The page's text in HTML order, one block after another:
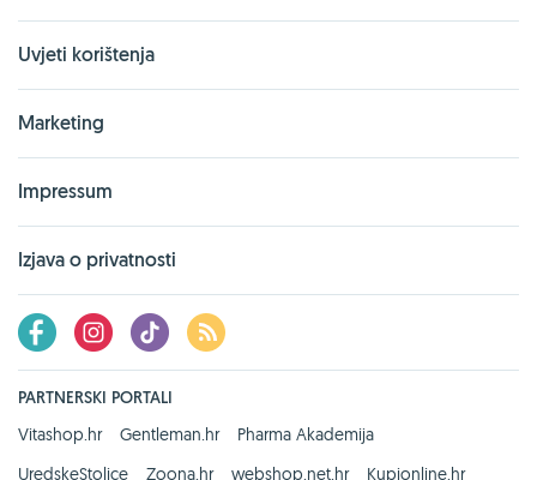
Uvjeti korištenja
Marketing
Impressum
Izjava o privatnosti
PARTNERSKI PORTALI
Vitashop.hr
Gentleman.hr
Pharma Akademija
UredskeStolice
Zoona.hr webshop.net.hr Kupionline.hr